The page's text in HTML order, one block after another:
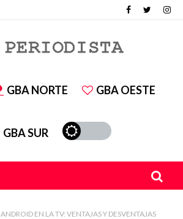
GBA NORTE GBA OESTE
GBA SUR
ANDROID EN LA TV: VENTAJAS Y DESVENTAJAS